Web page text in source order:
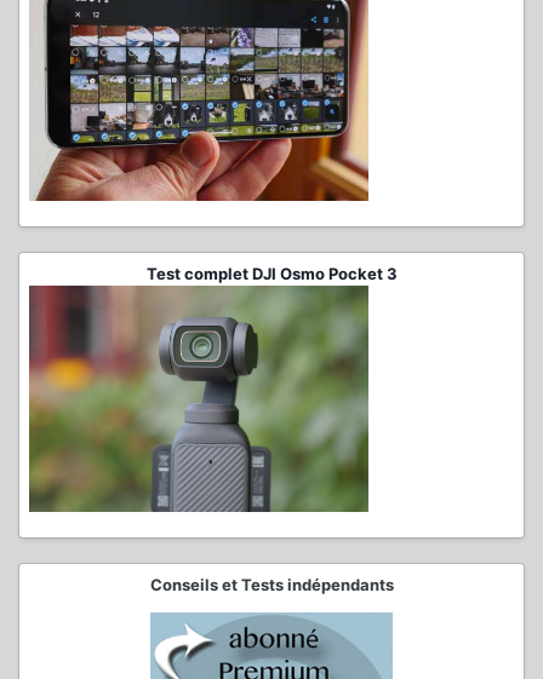
Test complet DJI Osmo Pocket 3
Conseils et Tests indépendants